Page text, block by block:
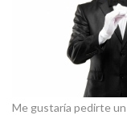
Me gustaría pedirte